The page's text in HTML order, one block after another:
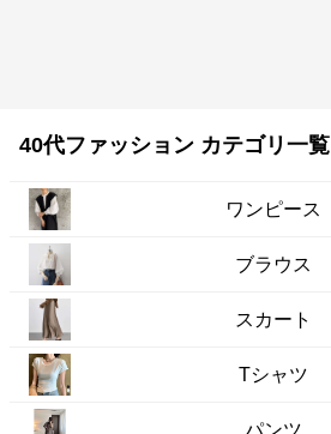
40代ファッション カテゴリ一覧
ワンピース
ブラウス
スカート
Tシャツ
パンツ